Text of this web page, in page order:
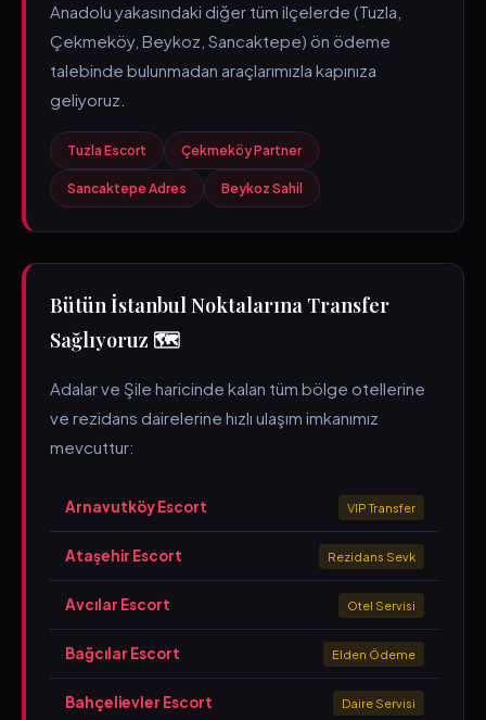
Anadolu yakasındaki diğer tüm ilçelerde (Tuzla,
Çekmeköy, Beykoz, Sancaktepe) ön ödeme
talebinde bulunmadan araçlarımızla kapınıza
geliyoruz.
Tuzla Escort Çekmeköy Partner
Sancaktepe Adres Beykoz Sahil
Bütün İstanbul Noktalarına Transfer
Sağlıyoruz 🗺️
Adalar ve Şile haricinde kalan tüm bölge otellerine
ve rezidans dairelerine hızlı ulaşım imkanımız
mevcuttur:
Arnavutköy Escort VIP Transfer
Ataşehir Escort Rezidans Sevk
Avcılar Escort Otel Servisi
Bağcılar Escort Elden Ödeme
Bahçelievler Escort Daire Servisi